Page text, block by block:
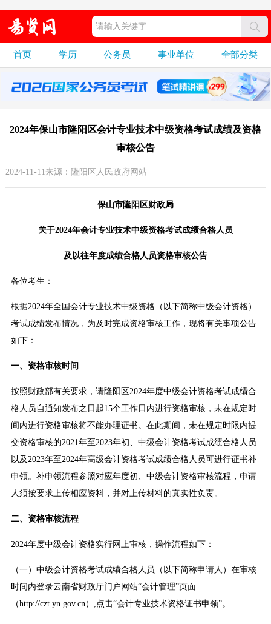
首页 学历 公务员 事业单位 全部分类
2024年保山市隆阳区会计专业技术中级资格考试成绩及资格
审核公告
2024-11-11来源：隆阳区人民政府网站
保山市隆阳区财政局
关于2024年会计专业技术中级资格考试成绩合格人员
及以往年度成绩合格人员资格审核公告
各位考生：
根据2024年全国会计专业技术中级资格（以下简称中级会计资格）
考试成绩发布情况，为及时完成资格审核工作，现将有关事项公告
如下：
一、资格审核时间
按照财政部有关要求，请隆阳区2024年度中级会计资格考试成绩合
格人员自通知发布之日起15个工作日内进行资格审核，未在规定时
间内进行资格审核将不能办理证书。在此期间，未在规定时限内提
交资格审核的2021年至2023年初、中级会计资格考试成绩合格人员
以及2023年至2024年高级会计资格考试成绩合格人员可进行证书补
申领。补申领流程参照对应年度初、中级会计资格审核流程，申请
人须按要求上传相应资料，并对上传材料的真实性负责。
二、资格审核流程
2024年度中级会计资格实行网上审核，操作流程如下：
（一）中级会计资格考试成绩合格人员（以下简称申请人）在审核
时间内登录云南省财政厅门户网站“会计管理”页面
（http://czt.yn.gov.cn）,点击“会计专业技术资格证书申领”。